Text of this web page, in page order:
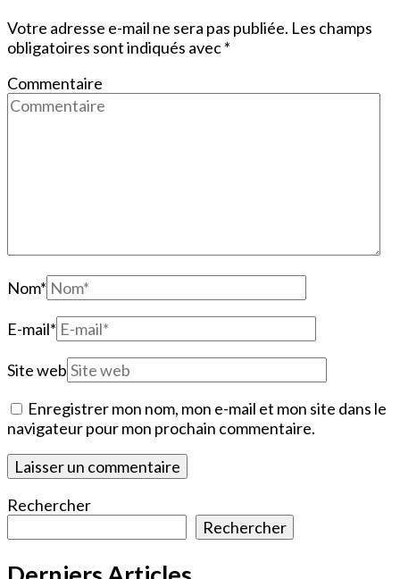
Votre adresse e-mail ne sera pas publiée. Les champs
obligatoires sont indiqués avec*
Commentaire
Nom*
E-mail*
Site web
Enregistrer mon nom, mon e-mail et mon site dans le
navigateur pour mon prochain commentaire.
Rechercher
Rechercher